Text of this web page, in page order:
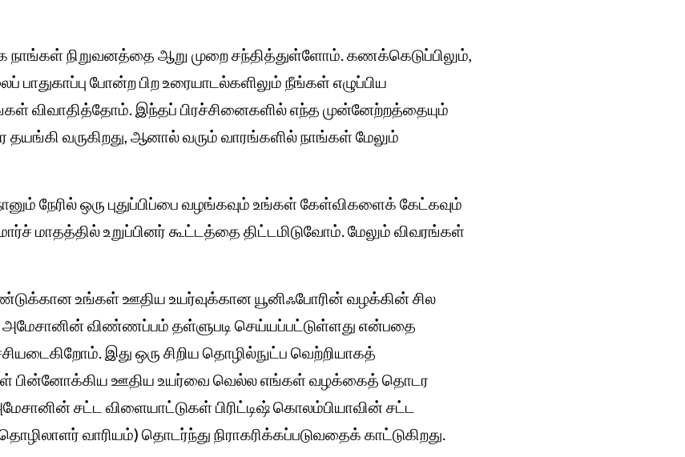
நாங்கள் நிறுவனத்தை ஆறு முறை சந்தித்துள்ளோம். கணக்கெடுப்பிலும்,
பாதுகாப்பு போன்ற பிற உரையாடல்களிலும் நீங்கள் எழுப்பிய
விவாதித்தோம். இந்தப் பிரச்சினைகளில் எந்த முன்னேற்றத்தையும்
தயங்கி வருகிறது, ஆனால் வரும் வாரங்களில் நாங்கள் மேலும்
நேரில் ஒரு புதுப்பிப்பை வழங்கவும் உங்கள் கேள்விகளைக் கேட்கவும்
மாதத்தில் உறுப்பினர் கூட்டத்தை திட்டமிடுவோம். மேலும் விவரங்கள்
உங்கள் ஊதிய உயர்வுக்கான யூனிஃபோரின் வழக்கின் சில
அமேசானின் விண்ணப்பம் தள்ளுபடி செய்யப்பட்டுள்ளது என்பதை
இது ஒரு சிறிய தொழில்நுட்ப வெற்றியாகத்
பின்னோக்கிய ஊதிய உயர்வை வெல்ல எங்கள் வழக்கைத் தொடர
சட்ட விளையாட்டுகள் பிரிட்டிஷ் கொலம்பியாவின் சட்ட
வாரியம்) தொடர்ந்து நிராகரிக்கப்படுவதைக் காட்டுகிறது.